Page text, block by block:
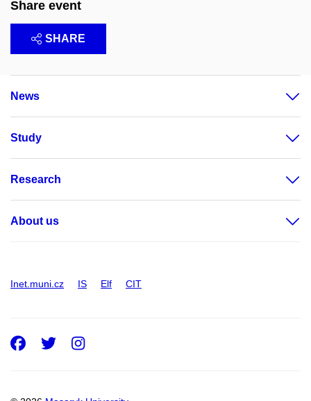
Share event
SHARE
News
Study
Research
About us
Inet.muni.cz IS Elf CIT
Facebook
Twitter
Instagram